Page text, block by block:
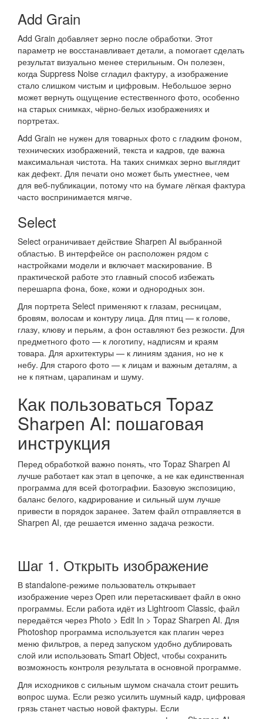
Add Grain
Add Grain добавляет зерно после обработки. Этот
параметр не восстанавливает детали, а помогает сделать
результат визуально менее стерильным. Он полезен,
когда Suppress Noise сгладил фактуру, а изображение
стало слишком чистым и цифровым. Небольшое зерно
может вернуть ощущение естественного фото, особенно
на старых снимках, чёрно-белых изображениях и
портретах.
Add Grain не нужен для товарных фото с гладким фоном,
технических изображений, текста и кадров, где важна
максимальная чистота. На таких снимках зерно выглядит
как дефект. Для печати оно может быть уместнее, чем
для веб-публикации, потому что на бумаге лёгкая фактура
часто воспринимается мягче.
Select
Select ограничивает действие Sharpen AI выбранной
областью. В интерфейсе он расположен рядом с
настройками модели и включает маскирование. В
практической работе это главный способ избежать
перешарпа фона, боке, кожи и однородных зон.
Для портрета Select применяют к глазам, ресницам,
бровям, волосам и контуру лица. Для птиц — к голове,
глазу, клюву и перьям, а фон оставляют без резкости. Для
предметного фото — к логотипу, надписям и краям
товара. Для архитектуры — к линиям здания, но не к
небу. Для старого фото — к лицам и важным деталям, а
не к пятнам, царапинам и шуму.
Как пользоваться Topaz
Sharpen AI: пошаговая
инструкция
Перед обработкой важно понять, что Topaz Sharpen AI
лучше работает как этап в цепочке, а не как единственная
программа для всей фотографии. Базовую экспозицию,
баланс белого, кадрирование и сильный шум лучше
привести в порядок заранее. Затем файл отправляется в
Sharpen AI, где решается именно задача резкости.
Шаг 1. Открыть изображение
В standalone-режиме пользователь открывает
изображение через Open или перетаскивает файл в окно
программы. Если работа идёт из Lightroom Classic, файл
передаётся через Photo > Edit In > Topaz Sharpen AI. Для
Photoshop программа используется как плагин через
меню фильтров, а перед запуском удобно дублировать
слой или использовать Smart Object, чтобы сохранить
возможность контроля результата в основной программе.
Для исходников с сильным шумом сначала стоит решить
вопрос шума. Если резко усилить шумный кадр, цифровая
грязь станет частью новой фактуры. Если